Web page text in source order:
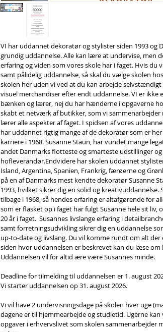
VI har uddannet dekoratør og stylister siden 1993 og
grundig uddannelse. Alle kan lære at undervise, men
erfaring og viden som vores skole har i faget. Hvis du
samt pålidelig uddannelse, så skal du vælge skolen
skolen her uden vi ved at du kan arbejde
visuel merchandiser efter endt uddannelse. VI er ikke
bænken og lærer, nej du har hænderne i opgaverne
skabt et netværk af butikker, som vi sammenarbejder
lærer alle aspekter af faget. I spidsen af vores
har uddannet rigtig mange af de dekoratør som er
karriere i 1968. Susanne Staun, har vundet mange
andet Danmarks flotteste og smarteste udstillinger og
hofleverandør.Endvidere har skolen uddannet
Island, Argentina, Spanien, Frankrig, færøerne og
på en af Danmarks mest kendte dekoratør Susanne
1993, hvilket sikrer dig en solid og kreativuddannelse.
tilbage i 1968, så hendes erfaring er altafgørende for
som er flasket op i faget har fulgt Susanne hele sit liv,
20 år i faget.  Susannes livslange erfaring i
samt forretningsudvikling sikrer dig en uddannelse
up-to-date og livslang. Du vil komme rundt om alt der
siden hvor uddannelsen er beskrevet kan du læse om
Uddannelsen vil for altid ære være Susannes minde.
Deadline for tilmelding til uddannelsen er 1. august
Vi starter uddannelsen op 31. august 2026.
Vi vil have 2 undervisningsdage på skolen hver uge
dagene er til hjemmearbejde og studietid. Ugerne
opgaver i erhvervslivet som skolen sammenarbejder